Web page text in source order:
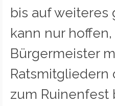
bis auf weiteres
kann nur
Bürgermeister
Ratsmitgliedern
zum Ruinenfest